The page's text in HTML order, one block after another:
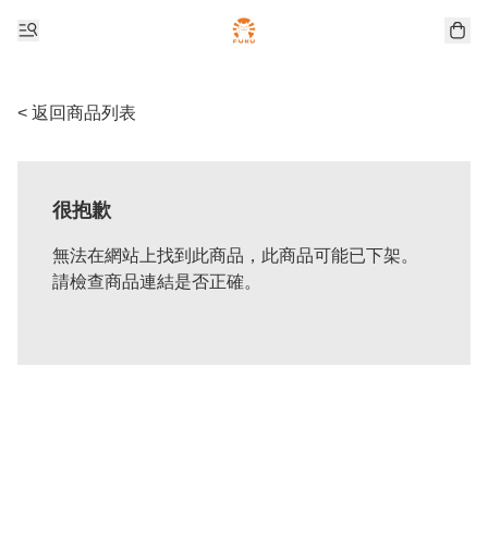
< 返回商品列表
很抱歉
無法在網站上找到此商品，此商品可能已下架。
請檢查商品連結是否正確。